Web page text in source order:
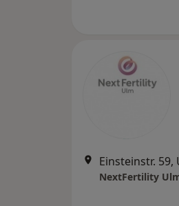
Einsteinstr. 59,
NextFertility